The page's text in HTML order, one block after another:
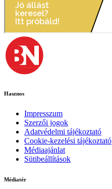
Hasznos
Impresszum
Szerzői jogok
Adatvédelmi tájékoztató
Cookie-kezelési tájékoztató
Médiaajánlat
Sütibeállítások
Médiatér